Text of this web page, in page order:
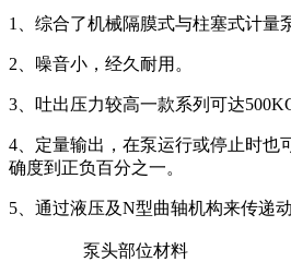
1、综合了机械隔膜式与柱塞式计量
2、噪音小，经久耐用。
3、吐出压力较高一款系列可达
4、定量输出，在泵运行或停止时也
确度到正负百分之一。
5、通过液压及N型曲轴机构来传递
泵头部位材料